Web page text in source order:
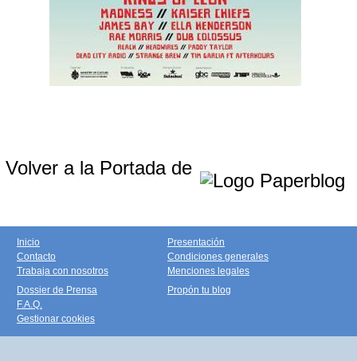
Volver a la Portada de
Inicio
Contacto
Trabaja con nosotros
Presentación
Condiciones generales
Menciones legales
Dossier de Prensa
F.A.Q.
Gestionar cookies
Propón tu blog